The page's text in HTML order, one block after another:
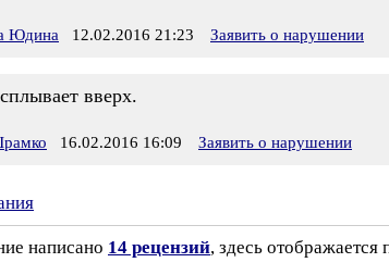
Юдина 12.02.2016 21:23 Заявить о нарушении
вверх.
16.02.2016 16:09 Заявить о нарушении
написано 14 рецензий, здесь отображается